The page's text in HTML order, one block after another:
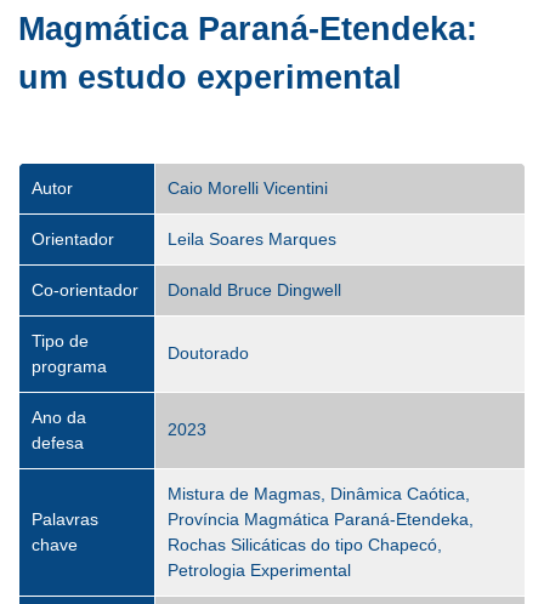
Magmática Paraná-Etendeka:
um estudo experimental
Autor Caio Morelli Vicentini
Orientador Leila Soares Marques
Co-orientador Donald Bruce Dingwell
Tipo de
programa
Doutorado
Ano da
defesa
2023
Palavras
chave
Mistura de Magmas, Dinâmica Caótica,
Província Magmática Paraná-Etendeka,
Rochas Silicáticas do tipo Chapecó,
Petrologia Experimental